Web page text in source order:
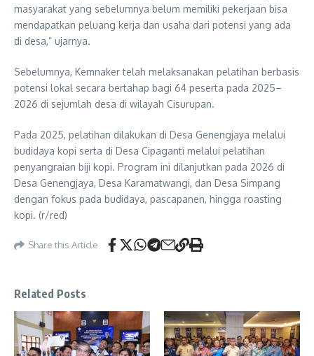
masyarakat yang sebelumnya belum memiliki pekerjaan bisa
mendapatkan peluang kerja dan usaha dari potensi yang ada
di desa,” ujarnya.
Sebelumnya, Kemnaker telah melaksanakan pelatihan berbasis
potensi lokal secara bertahap bagi 64 peserta pada 2025–
2026 di sejumlah desa di wilayah Cisurupan.
Pada 2025, pelatihan dilakukan di Desa Genengjaya melalui
budidaya kopi serta di Desa Cipaganti melalui pelatihan
penyangraian biji kopi. Program ini dilanjutkan pada 2026 di
Desa Genengjaya, Desa Karamatwangi, dan Desa Simpang
dengan fokus pada budidaya, pascapanen, hingga roasting
kopi. (r/red)
Share this Article
Related Posts